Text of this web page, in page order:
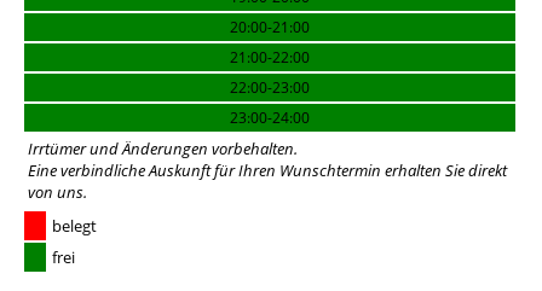
20:00-21:00
21:00-22:00
22:00-23:00
23:00-24:00
Irrtümer und Änderungen vorbehalten.
Eine verbindliche Auskunft für Ihren Wunschtermin erhalten Siedirekt
von uns.
belegt
frei